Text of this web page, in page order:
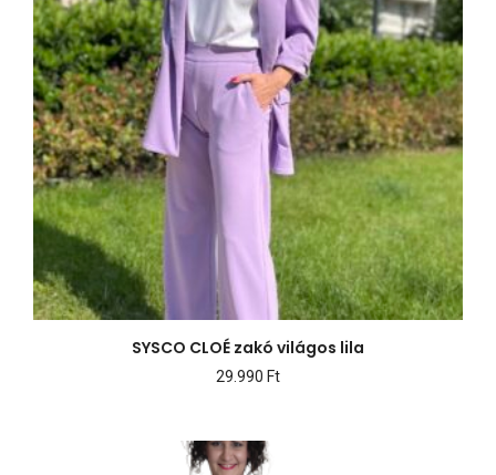
SYSCO CLOÉ zakó világos lila
29.990 Ft